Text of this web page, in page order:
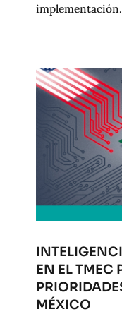
implementación.
EN EL TMEC
MÉXICO